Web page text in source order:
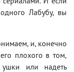
Лабубу, вы
и, конечно
плохого в том,
или надеть